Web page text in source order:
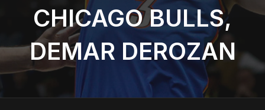
CHICAGO BULLS,
DEMAR DEROZAN